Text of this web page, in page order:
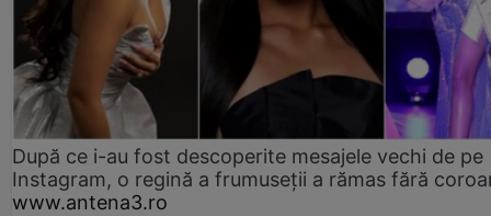
După ce i-au fost descoperite mesajele vechi de pe
Instagram, o regină a frumuseții a rămas fără
www.antena3.ro